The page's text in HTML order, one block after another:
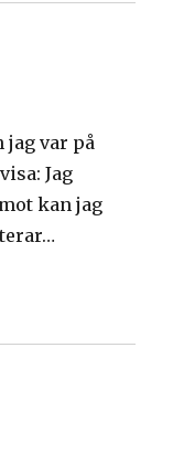
jag var på
Jag
kan jag